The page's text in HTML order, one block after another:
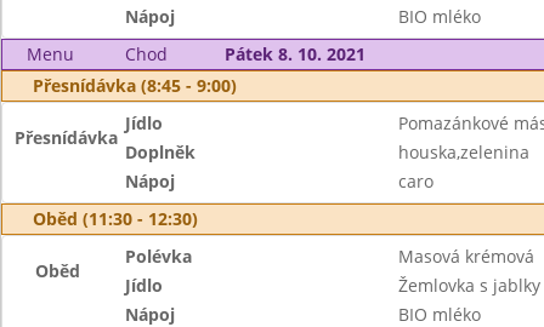
Nápoj
BIO mléko
Menu
Chod
Pátek 8. 10. 2021
Přesnídávka (8:45 - 9:00)
Přesnídávka
Jídlo
Pomazánkové
Doplněk
houska,zelenina
Nápoj
caro
Oběd (11:30 - 12:30)
Oběd
Polévka
Masová krémová
Jídlo
Žemlovka s
Nápoj
BIO mléko